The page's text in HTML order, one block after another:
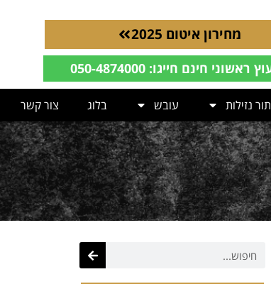
מחירון איטום 2025
ראשוני חינם חייגו: 050-4874000
נזילות עובש בלוג צור קשר